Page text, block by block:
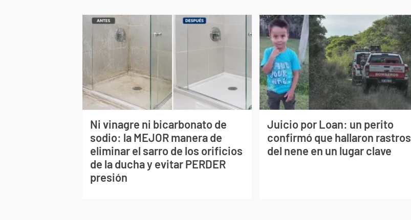
Ni vinagre ni bicarbonato de
sodio: la MEJOR manera de
eliminar el sarro de los orificios
de la ducha y evitar PERDER
presión
Juicio por Loan: un perito
confirmó que hallaron rastros
del nene en un lugar clave